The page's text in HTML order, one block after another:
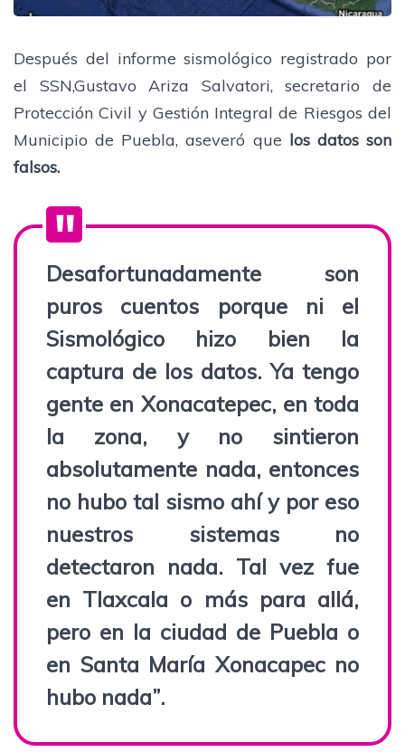
Después del informe sismológico registrado por
el SSN,Gustavo Ariza Salvatori, secretario de
Protección Civil y Gestión Integral de Riesgos del
Municipio de Puebla, aseveró que los datos son
falsos.
Desafortunadamente son
puros cuentos porque ni el
Sismológico hizo bien la
captura de los datos. Ya tengo
gente en Xonacatepec, en toda
la zona, y no sintieron
absolutamente nada, entonces
no hubo tal sismo ahí y por eso
nuestros sistemas no
detectaron nada. Tal vez fue
en Tlaxcala o más para allá,
pero en la ciudad de Puebla o
en Santa María Xonacapec no
hubo nada”.